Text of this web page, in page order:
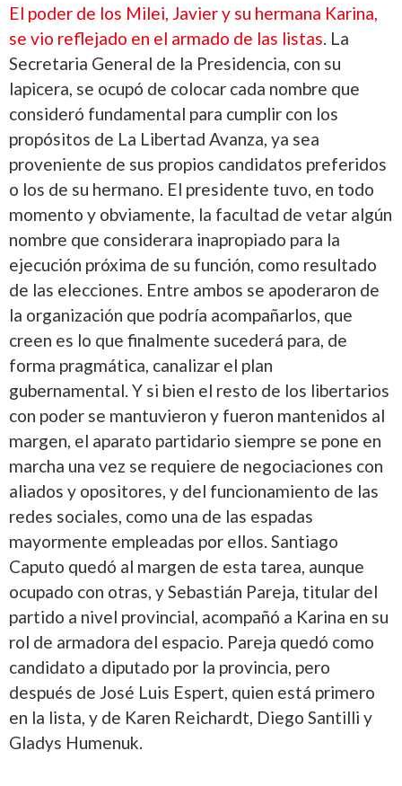
El poder de los Milei, Javier y su hermana Karina,
se vio reflejado en el armado de las listas. La
Secretaria General de la Presidencia, con su
lapicera, se ocupó de colocar cada nombre que
consideró fundamental para cumplir con los
propósitos de La Libertad Avanza, ya sea
proveniente de sus propios candidatos preferidos
o los de su hermano. El presidente tuvo, en todo
momento y obviamente, la facultad de vetar algún
nombre que considerara inapropiado para la
ejecución próxima de su función, como resultado
de las elecciones. Entre ambos se apoderaron de
la organización que podría acompañarlos, que
creen es lo que finalmente sucederá para, de
forma pragmática, canalizar el plan
gubernamental. Y si bien el resto de los libertarios
con poder se mantuvieron y fueron mantenidos al
margen, el aparato partidario siempre se pone en
marcha una vez se requiere de negociaciones con
aliados y opositores, y del funcionamiento de las
redes sociales, como una de las espadas
mayormente empleadas por ellos. Santiago
Caputo quedó al margen de esta tarea, aunque
ocupado con otras, y Sebastián Pareja, titular del
partido a nivel provincial, acompañó a Karina en su
rol de armadora del espacio. Pareja quedó como
candidato a diputado por la provincia, pero
después de José Luis Espert, quien está primero
en la lista, y de Karen Reichardt, Diego Santilli y
Gladys Humenuk.